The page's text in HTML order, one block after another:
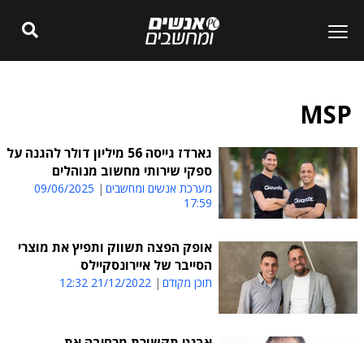
MSP
גארדז גייסה 56 מיליון דולר להגנה על
ספקי שירותי מחשוב מנוהלים
מערכת אנשים ומחשבים
09/06/2025
17:59
אופק הפצה תשווק ותפיץ את מוצרי
הסייבר של איירונסקיילס
תוכן מקודם 21/12/2022 12:32